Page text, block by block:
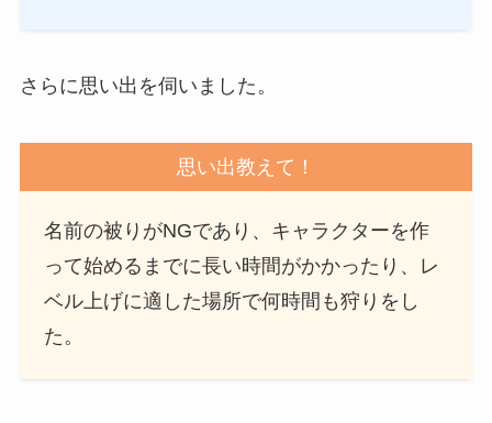
さらに思い出を伺いました。
思い出教えて！
名前の被りがNGであり、キャラクターを作
って始めるまでに長い時間がかかったり、レ
ベル上げに適した場所で何時間も狩りをし
た。